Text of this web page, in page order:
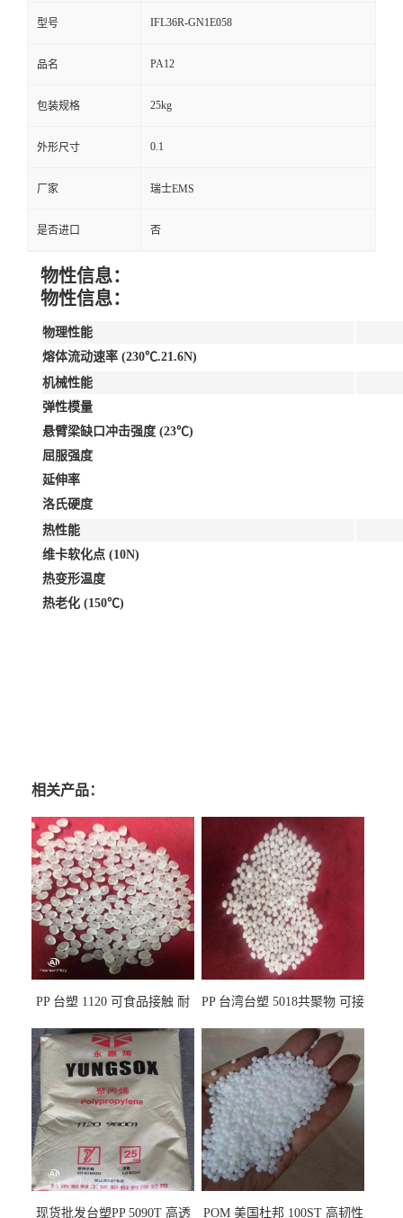
型号 IFL36R-GN1E058
品名 PA12
包装规格 25kg
外形尺寸 0.1
厂家 瑞士EMS
是否进口 否
物性信息：
物性信息：
物理性能
熔体流动速率 (230℃.21.6N)
机械性能
弹性模量
悬臂梁缺口冲击强度 (23℃)
屈服强度
延伸率
洛氏硬度
热性能
维卡软化点 (10N)
热变形温度
热老化 (150℃)
相关产品：
PP 台塑 1120 可食品接触 耐
PP 台湾台塑 5018共聚物 可接
现货批发台塑PP 5090T 高透 POM 美国杜邦 100ST 高韧性